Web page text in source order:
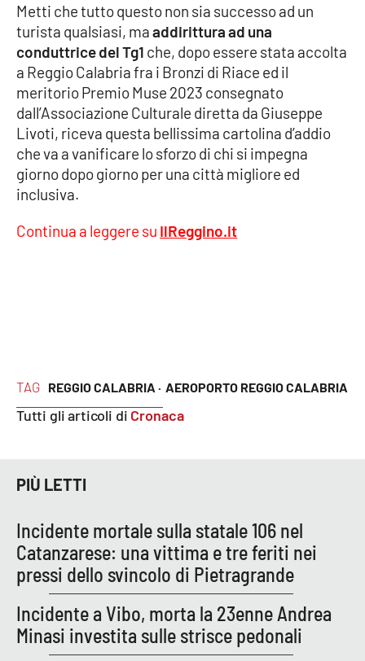
Imprese Di Calabria
Le perfidie di Antonella Grippo
Venti di comunicazione
STREAMING
LaC TV
LaC Network
Crotone
Cosenza
Lamezia Terme
PROGETTI
SPECIALI
TAG REGGIO CALABRIA · AEROPORTO REGGIO CALABRIA
Tutti gli articoli di Cronaca
Metti che tutto questo non sia successo ad un
turista qualsiasi, maaddirittura ad una
conduttrice del Tg1 che, dopo essere stata accolta
a Reggio Calabria fra i Bronzi di Riace ed il
meritorio Premio Muse 2023 consegnato
dall’Associazione Culturale diretta da Giuseppe
Livoti, riceva questa bellissima cartolina d’addio
che va a vanificare lo sforzo di chi si impegna
giorno dopo giorno per una città migliore ed
inclusiva.
Continua a leggere su IlReggino.it
PIÙ LETTI
Incidente mortale sulla statale 106 nel
Catanzarese: una vittima e tre feriti nei
pressi dello svincolo di Pietragrande
Incidente a Vibo, morta la 23enne Andrea
Minasi investita sulle strisce pedonali